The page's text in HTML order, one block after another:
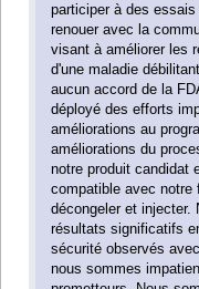
participer à des
renouer avec la
visant à améliorer les
d'une maladie
aucun accord de la
déployé des efforts
améliorations au
améliorations du
notre produit candidat
compatible avec notre
décongeler et injecter.
résultats significatifs
sécurité observés
nous sommes